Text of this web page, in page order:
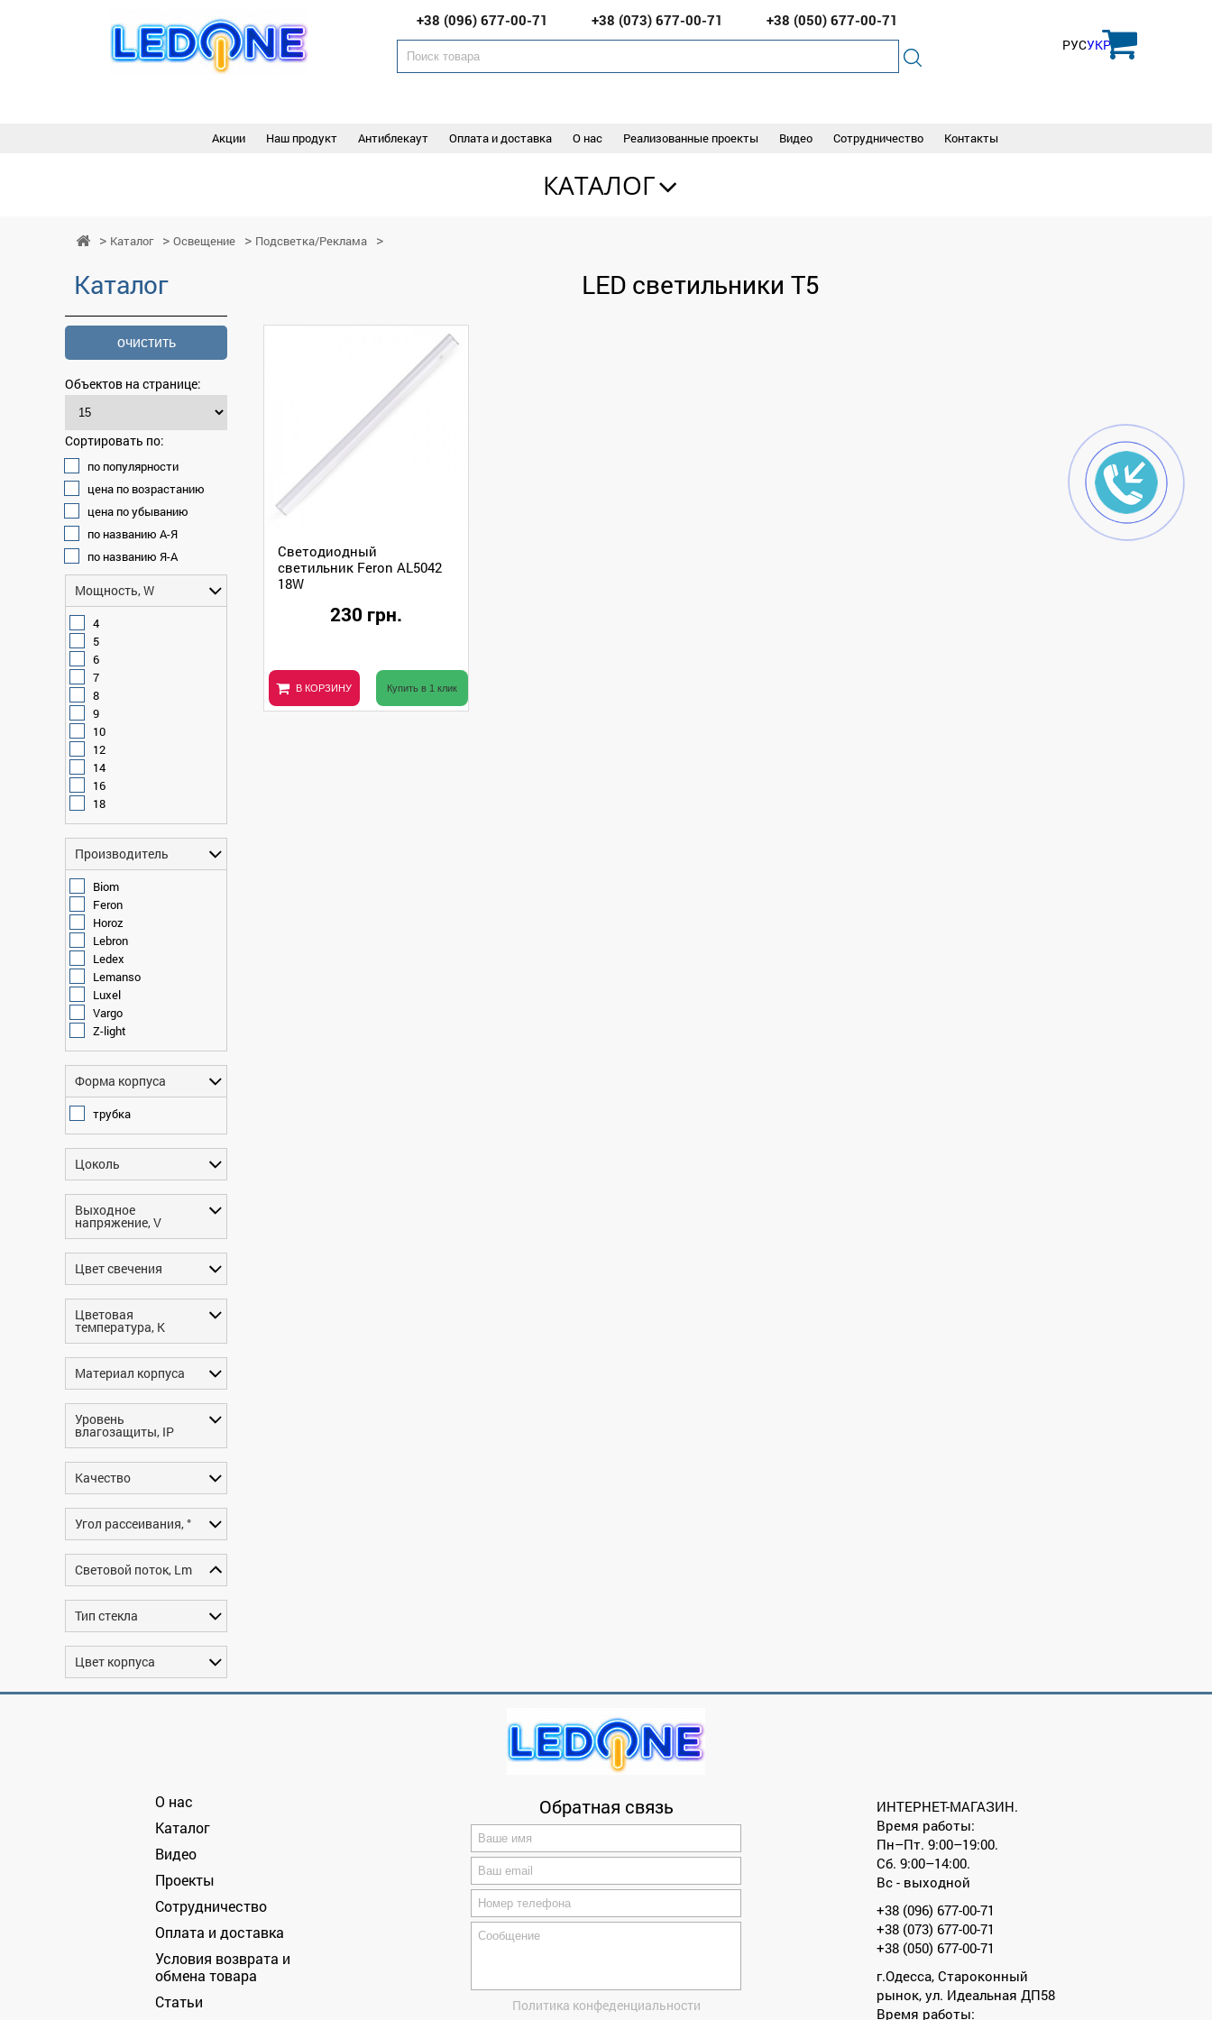
Акции Наш продукт Антиблекаут Оплата и доставка О нас Реализованные проекты Видео Сотрудничество Контакты
+38 (096) 677-00-71 +38 (073) 677-00-71 +38 (050) 677-00-71
РУСУКР
КАТАЛОГ
Каталог Освещение Подсветка/Реклама
Каталог
очистить
Объектов на странице:
Сортировать по:
по популярности
цена по возрастанию
цена по убыванию
по названию А-Я
по названию Я-А
Мощность, W
4
5
6
7
8
9
10
12
14
16
18
Производитель
Biom
Feron
Horoz
Lebron
Ledex
Lemanso
Luxel
Vargo
Z-light
Форма корпуса
трубка
Цоколь
Выходное
напряжение, V
Цвет свечения
Цветовая
температура, K
Материал корпуса
Уровень
влагозащиты, IP
Качество
Угол рассеивания, °
Световой поток, Lm
Тип стекла
Цвет корпуса
LED светильники Т5
Светодиодный
светильник Feron AL5042
18W
230 грн.
В КОРЗИНУ Купить в 1 клик
О нас
Каталог
Видео
Проекты
Сотрудничество
Оплата и доставка
Условия возврата и
обмена товара
Статьи
Обратная связь
Политика конфеденциальности
ИНТЕРНЕТ-МАГАЗИН.
Время работы:
Пн–Пт. 9:00–19:00.
Сб. 9:00–14:00.
Вс - выходной
+38 (096) 677-00-71
+38 (073) 677-00-71
+38 (050) 677-00-71
г.Одесса, Староконный
рынок, ул. Идеальная ДП58
Время работы: